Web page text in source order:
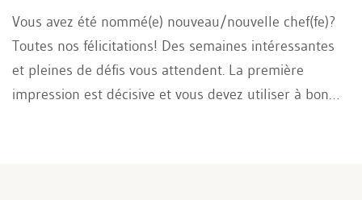
Vous avez été nommé(e) nouveau/nouvelle chef(fe)?
Toutes nos félicitations! Des semaines intéressantes
et pleines de défis vous attendent. La première
impression est décisive et vous devez utiliser à bon